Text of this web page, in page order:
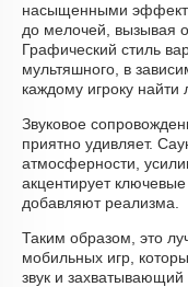
насыщенными
до мелочей, вызывая
Графический стиль
мультяшного, в
каждому игроку найти
Звуковое
приятно удивляет.
атмосферности,
акцентирует
добавляют реализма.
Таким образом, это
мобильных игр,
звук и захватывающий